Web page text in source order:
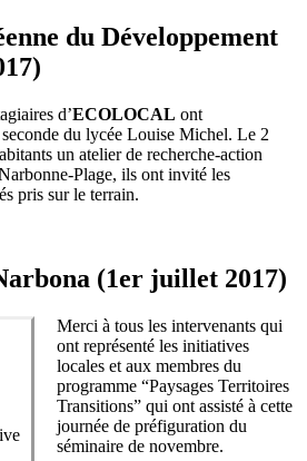
du Développement
d’ECOLOCAL ont
du lycée Louise Michel. Le 2
un atelier de recherche-action
Plage, ils ont invité les
pris sur le terrain.
(1er juillet 2017)
Merci à tous les intervenants qui
ont représenté les initiatives
locales et aux membres du
programme “Paysages Territoires
Transitions” qui ont assisté à cette
journée de préfiguration du
séminaire de novembre.